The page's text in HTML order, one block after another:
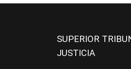
SUPERIOR
JUSTICIA